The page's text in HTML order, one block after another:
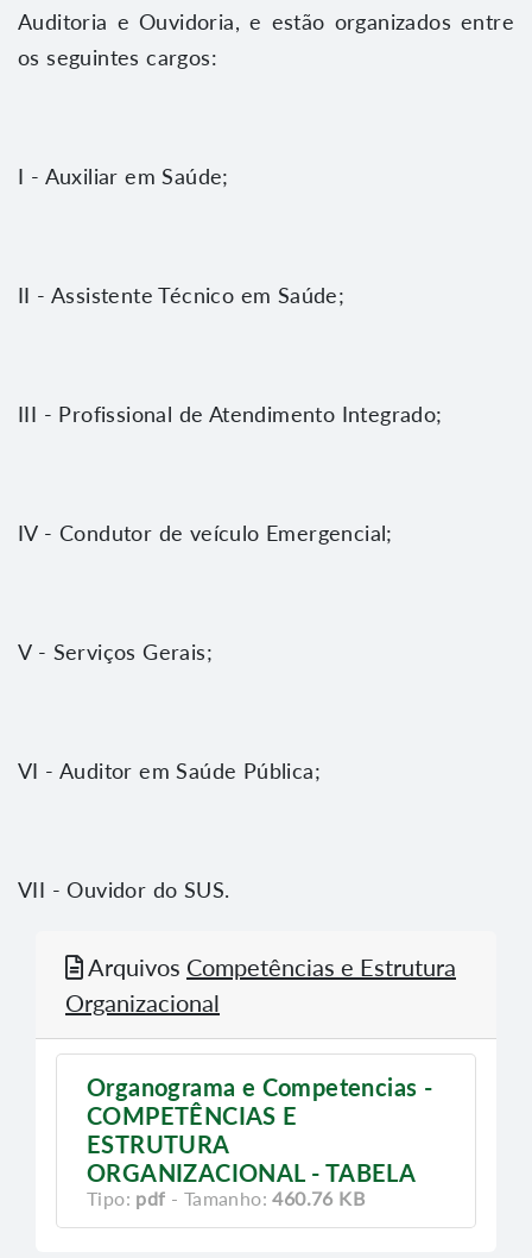
Auditoria e Ouvidoria, e estão organizados entre
os seguintes cargos:
I - Auxiliar em Saúde;
II - Assistente Técnico em Saúde;
III - Profissional de Atendimento Integrado;
IV - Condutor de veículo Emergencial;
V - Serviços Gerais;
VI - Auditor em Saúde Pública;
VII - Ouvidor do SUS.
Arquivos Competências e Estrutura
Organizacional
Organograma e Competencias -
COMPETÊNCIAS E
ESTRUTURA
ORGANIZACIONAL - TABELA
Tipo: pdf - Tamanho:460.76 KB